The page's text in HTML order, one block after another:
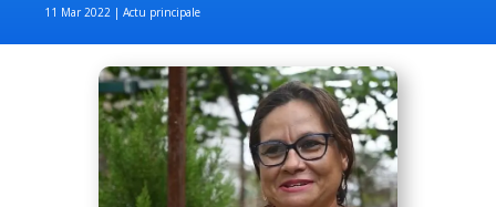
11 Mar 2022 Actu principale